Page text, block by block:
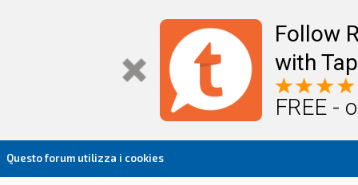
Follow
with
FREE -
Questo forum utilizza i cookies